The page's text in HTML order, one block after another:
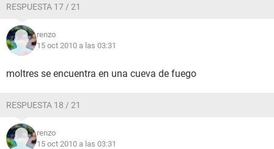
RESPUESTA 17 / 21
renzo
15 oct 2010 a las 03:31
moltres se encuentra en una cueva de fuego
RESPUESTA 18 / 21
renzo
15 oct 2010 a las 03:31